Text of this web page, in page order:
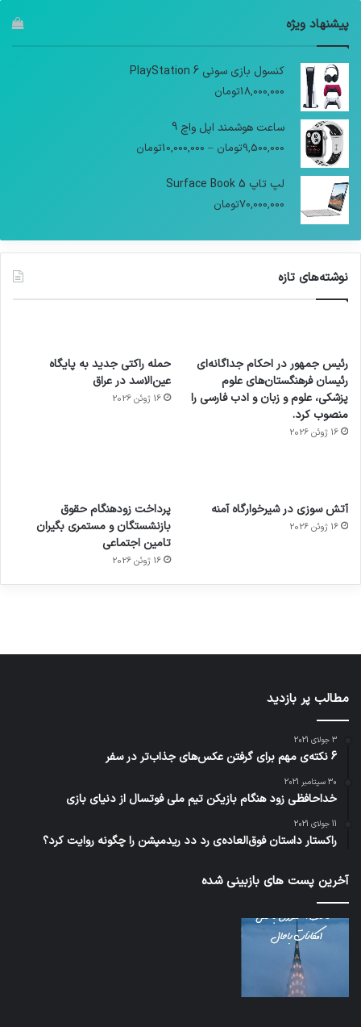
پیشنهاد ویژه
کنسول بازی سونی PlayStation 6
18,000,000تومان
ساعت هوشمند اپل واچ 9
9,500,000تومان –
10,000,000تومان
لپ تاپ Surface Book 5
70,000,000تومان
نوشته‌های تازه
رئیس جمهور در احکام جداگانه‌ای
رئیسان فرهنگستان‌های علوم
پزشکی، علوم و زبان و ادب فارسی را
منصوب کرد.
16 ژوئن 2026
حمله راکتی جدید به پایگاه
عین‌الاسد در عراق
16 ژوئن 2026
آتش سوزی در شیرخوارگاه آمنه
16 ژوئن 2026
پرداخت زودهنگام حقوق
بازنشستگان و مستمری بگیران
تامین اجتماعی
16 ژوئن 2026
برای
کشف
توسط
مجازی
…
ساعت
هوشمند
با طعم
توسط
ژاکت
در
های
2023
توسط
مطالب پر بازدید
3 جولای 2021
6 نکته‌ی مهم برای گرفتن عکس‌های جذاب‌تر در سفر
30 سپتامبر 2021
خداحافظی زود هنگام بازیکن تیم ملی فوتسال از دنیای بازی
11 جولای 2021
راکستار داستان فوق‌العاده‌ی رد دد ریدمپشن را چگونه روایت کرد؟
آخرین پست های بازبینی شده